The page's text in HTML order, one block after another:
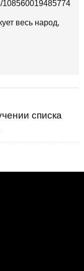
весь народ,
списка